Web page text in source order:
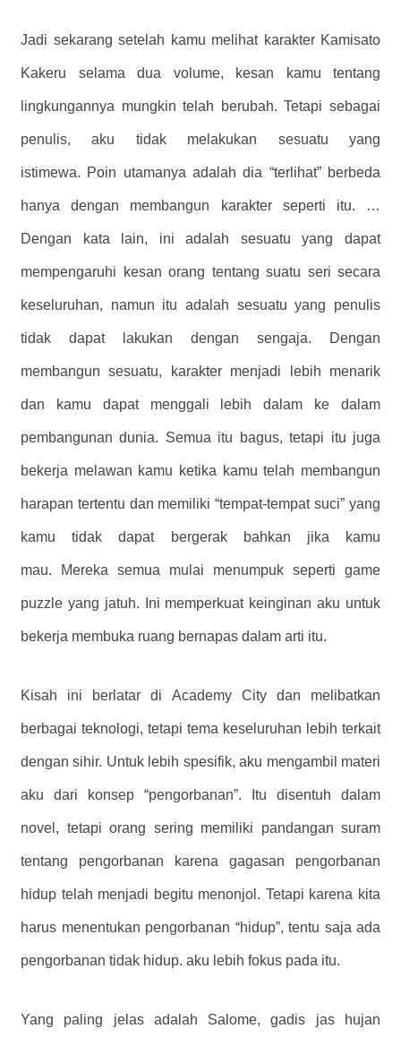
Jadi sekarang setelah kamu melihat karakter Kamisato
Kakeru selama dua volume, kesan kamu tentang
lingkungannya mungkin telah berubah. Tetapi sebagai
penulis, aku tidak melakukan sesuatu yang
istimewa. Poin utamanya adalah dia “terlihat” berbeda
hanya dengan membangun karakter seperti itu. …
Dengan kata lain, ini adalah sesuatu yang dapat
mempengaruhi kesan orang tentang suatu seri secara
keseluruhan, namun itu adalah sesuatu yang penulis
tidak dapat lakukan dengan sengaja. Dengan
membangun sesuatu, karakter menjadi lebih menarik
dan kamu dapat menggali lebih dalam ke dalam
pembangunan dunia. Semua itu bagus, tetapi itu juga
bekerja melawan kamu ketika kamu telah membangun
harapan tertentu dan memiliki “tempat-tempat suci” yang
kamu tidak dapat bergerak bahkan jika kamu
mau. Mereka semua mulai menumpuk seperti game
puzzle yang jatuh. Ini memperkuat keinginan aku untuk
bekerja membuka ruang bernapas dalam arti itu.
Kisah ini berlatar di Academy City dan melibatkan
berbagai teknologi, tetapi tema keseluruhan lebih terkait
dengan sihir. Untuk lebih spesifik, aku mengambil materi
aku dari konsep “pengorbanan”. Itu disentuh dalam
novel, tetapi orang sering memiliki pandangan suram
tentang pengorbanan karena gagasan pengorbanan
hidup telah menjadi begitu menonjol. Tetapi karena kita
harus menentukan pengorbanan “hidup”, tentu saja ada
pengorbanan tidak hidup. aku lebih fokus pada itu.
Yang paling jelas adalah Salome, gadis jas hujan